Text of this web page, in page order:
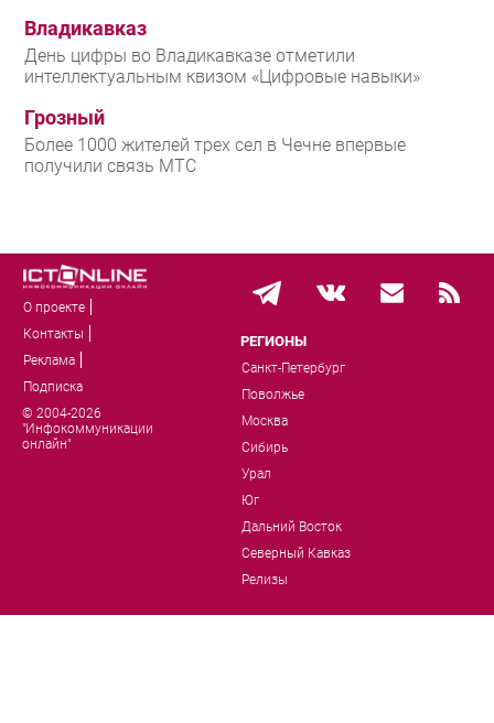
Владикавказ
День цифры во Владикавказе отметили
интеллектуальным квизом «Цифровые навыки»
Грозный
Более 1000 жителей трех сел в Чечне впервые
получили связь МТС
О проекте
Контакты
Реклама
Подписка
© 2004-2026
"Инфокоммуникации
онлайн"
РЕГИОНЫ
Санкт-Петербург
Поволжье
Москва
Сибирь
Урал
Юг
Дальний Восток
Северный Кавказ
Релизы